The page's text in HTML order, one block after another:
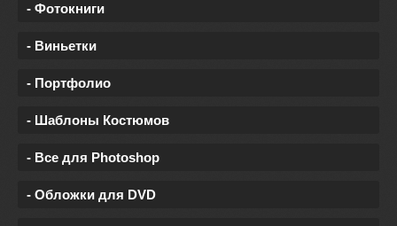
- Фотокниги
- Виньетки
- Портфолио
- Шаблоны Костюмов
- Все для Photoshop
- Обложки для DVD